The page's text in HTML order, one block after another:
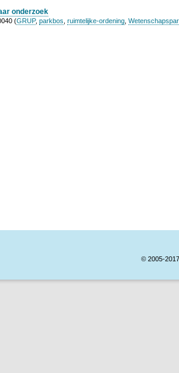
onderzoek
(GRUP, parkbos ruimtelijke-ordening
© 2005-2017